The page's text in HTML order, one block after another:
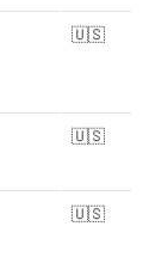
🇺🇸
🇺🇸
🇺🇸